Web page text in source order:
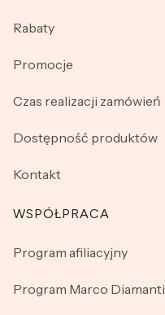
Rabaty
Promocje
Czas realizacji zamówień
Dostępność produktów
Kontakt
WSPÓŁPRACA
Program afiliacyjny
Program Marco Diamanti